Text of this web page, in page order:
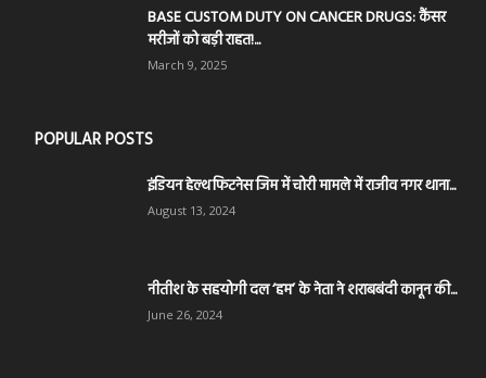
BASE CUSTOM DUTY ON CANCER DRUGS: कैंसर
मरीजों को बड़ी राहत!...
March 9, 2025
POPULAR POSTS
इंडियन हेल्थ फिटनेस जिम में चोरी मामले में राजीव नगर थाना...
August 13, 2024
नीतीश के सहयोगी दल ‘हम’ के नेता ने शराबबंदी कानून की...
June 26, 2024